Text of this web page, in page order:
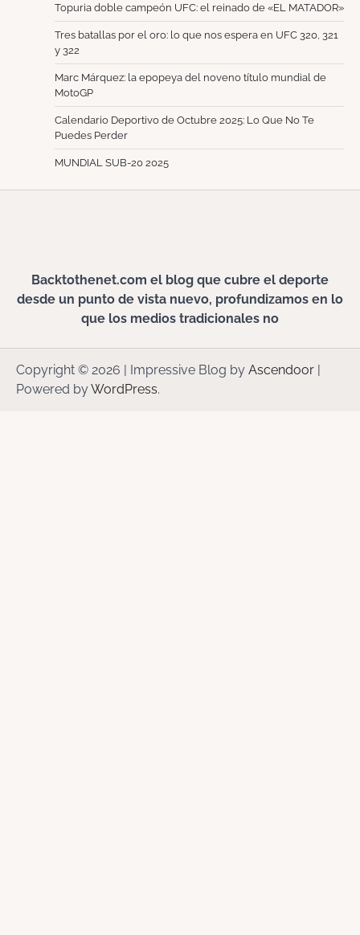
Topuria doble campeón UFC: el reinado de «EL MATADOR»
Tres batallas por el oro: lo que nos espera en UFC 320, 321
y 322
Marc Márquez: la epopeya del noveno título mundial de
MotoGP
Calendario Deportivo de Octubre 2025: Lo Que No Te
Puedes Perder
MUNDIAL SUB-20 2025
Backtothenet.com el blog que cubre el deporte
desde un punto de vista nuevo, profundizamos en lo
que los medios tradicionales no
Copyright © 2026 | Impressive Blog by Ascendoor |
Powered byWordPress.